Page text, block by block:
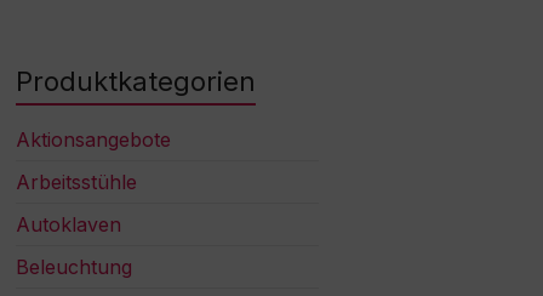
Produktkategorien
Aktionsangebote
Arbeitsstühle
Autoklaven
Beleuchtung